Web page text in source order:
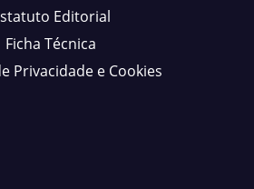
Editorial
Ficha Técnica
Privacidade e Cookies